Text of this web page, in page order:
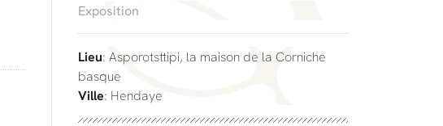
Exposition
Lieu: Asporotsttipi, la maison de la Corniche
basque
Ville: Hendaye